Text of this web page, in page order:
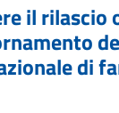
il rilascio
di